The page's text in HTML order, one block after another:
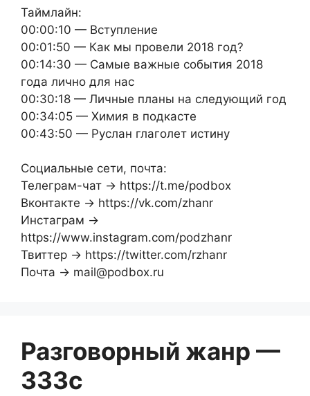
Таймлайн:
00:00:10 — Вступление
00:01:50 — Как мы провели 2018 год?
00:14:30 — Самые важные события 2018
года лично для нас
00:30:18 — Личные планы на следующий год
00:34:05 — Химия в подкасте
00:43:50 — Руслан глаголет истину
Социальные сети, почта:
Телеграм-чат → https://t.me/podbox
Вконтакте → https://vk.com/zhanr
Инстаграм →
https://www.instagram.com/podzhanr
Твиттер → https://twitter.com/rzhanr
Почта → mail@podbox.ru
Разговорный жанр —
333с